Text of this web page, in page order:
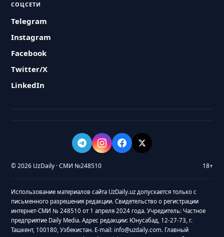
СОЦСЕТИ
Telegram
Instagram
Facebook
Twitter/X
LinkedIn
© 2026 UzDaily · СМИ №248510 18+
Использование материалов сайта UzDaily.uz допускается только с
письменного разрешения редакции. Свидетельство о регистрации
интернет-СМИ № 248510 от 1 апреля 2024 года. Учредитель: Частное
предприятие Daily Media. Адрес редакции: Юнусабад, 12-27-73, г.
Ташкент, 100180, Узбекистан. E-mail: info@uzdaily.com. Главный